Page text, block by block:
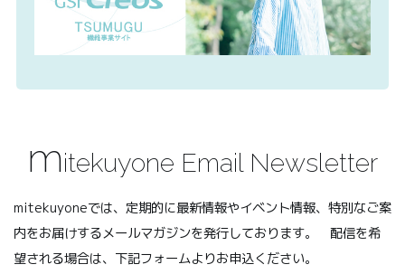
mitekuyone Email Newsletter
mitekuyoneでは、定期的に最新情報やイベント情報、特別なご案
内をお届けするメールマガジンを発行しております。 配信を希
望される場合は、下記フォームよりお申込ください。